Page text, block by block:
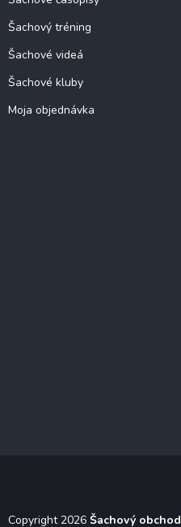
Šachový tréning
Šachové videá
Šachové kluby
Moja objednávka
Copyright 2026 Šachový obchod